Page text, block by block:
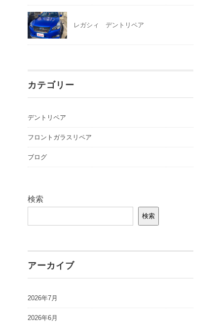
レガシィ デントリペア
カテゴリー
デントリペア
フロントガラスリペア
ブログ
検索
検索
アーカイブ
2026年7月
2026年6月